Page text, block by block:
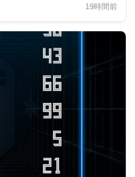
19時間前